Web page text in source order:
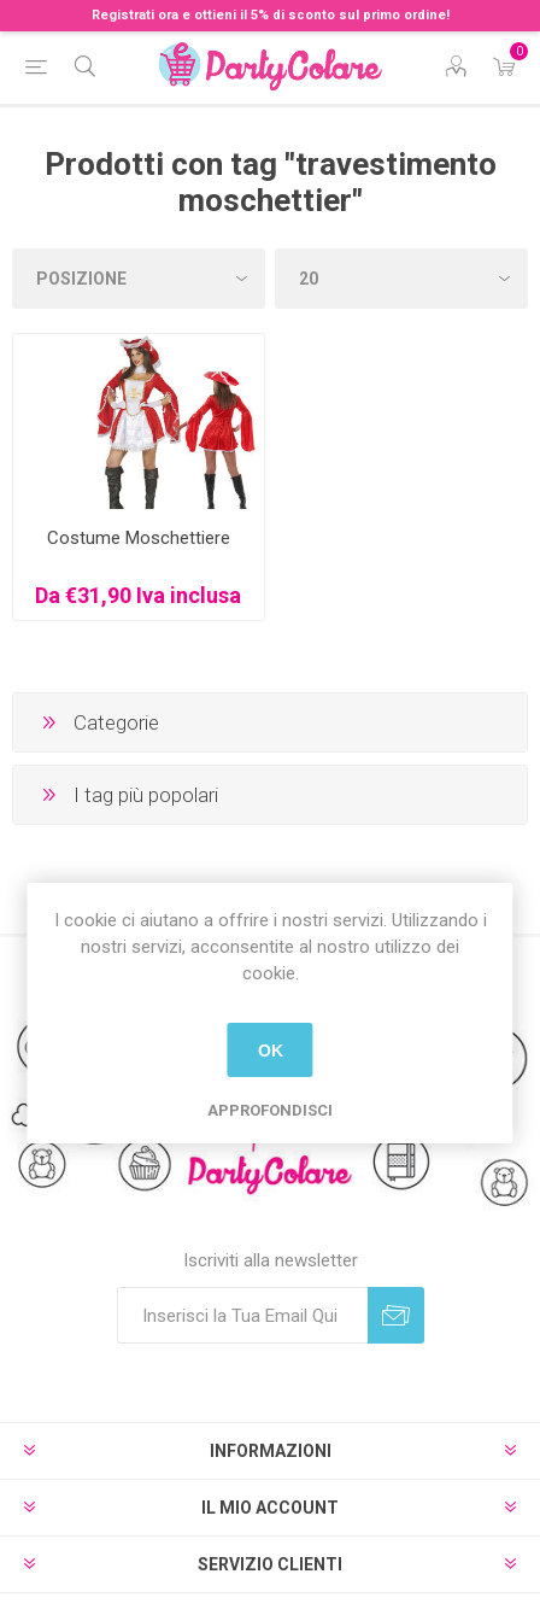
Registrati ora e ottieni il 5% di sconto sul primo ordine!
0
Prodotti con tag "travestimento
moschettier"
Costume Moschettiere
Da €31,90 Iva inclusa
Categorie
I tag più popolari
Iscriviti alla newsletter
INFORMAZIONI
IL MIO ACCOUNT
SERVIZIO CLIENTI
I cookie ci aiutano a offrire i nostri servizi. Utilizzando i
nostri servizi, acconsentite al nostro utilizzo dei
cookie.
OK
APPROFONDISCI